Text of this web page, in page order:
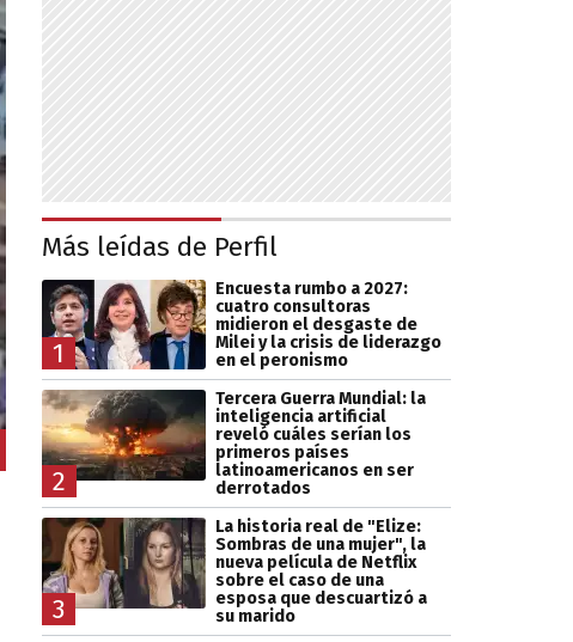
Más leídas de Perfil
1
Encuesta rumbo a 2027:
cuatro consultoras
midieron el desgaste de
Milei y la crisis de liderazgo
en el peronismo
2
Tercera Guerra Mundial: la
inteligencia artificial
reveló cuáles serían los
primeros países
latinoamericanos en ser
derrotados
3
La historia real de "Elize:
Sombras de una mujer", la
nueva película de Netflix
sobre el caso de una
esposa que descuartizó a
su marido